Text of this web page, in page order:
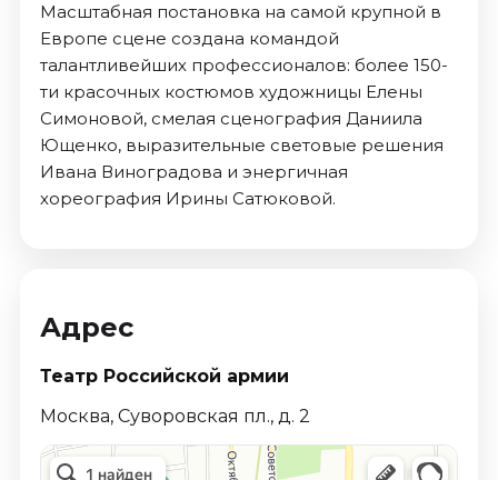
Масштабная постановка на самой крупной в
Европе сцене создана командой
талантливейших профессионалов: более 150-
ти красочных костюмов художницы Елены
Симоновой, смелая сценография Даниила
Ющенко, выразительные световые решения
Ивана Виноградова и энергичная
хореография Ирины Сатюковой.
Адрес
Театр Российской армии
Москва, Суворовская пл., д. 2